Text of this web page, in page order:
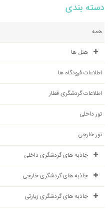
دسته بندی
همه
هتل ها
اطلاعات فرودگاه ها
اطلاعات گردشگری قطار
تور داخلی
تور خارجی
جاذبه های گردشگری داخلی
جاذبه های گردشگری خارجی
جاذبه های گردشگری زیارتی